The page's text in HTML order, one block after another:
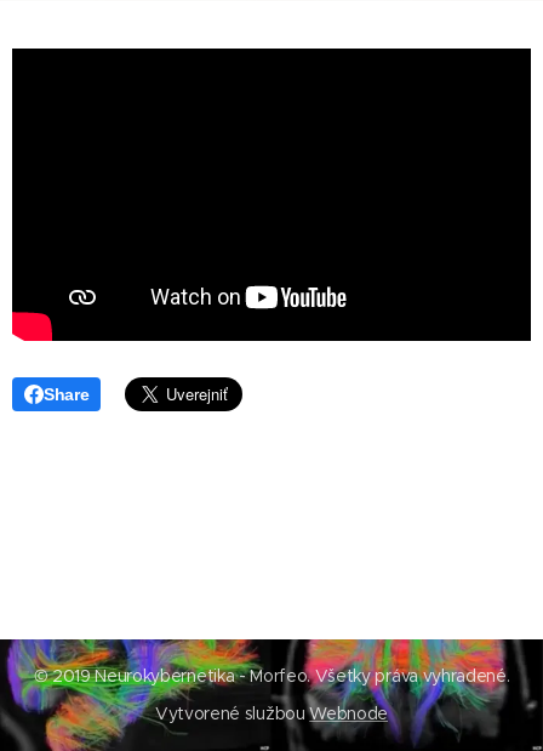
Share
© 2019 Neurokybernetika - Morfeo. Všetky práva vyhradené.
Vytvorené službouWebnode